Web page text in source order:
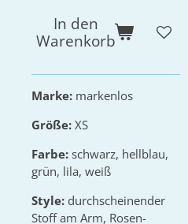
In den
Warenkorb
Marke: markenlos
Größe: XS
Farbe: schwarz, hellblau,
grün, lila, weiß
Style: durchscheinender
Stoff am Arm, Rosen-